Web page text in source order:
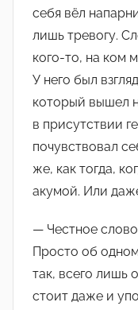
себя вёл
лишь тревогу.
кого-то, на ком
У него был
который вышел
в присутствии
почувствовал
же, как тогда,
акумой. Или
— Честное
Просто об
так, всего лишь
стоит даже и